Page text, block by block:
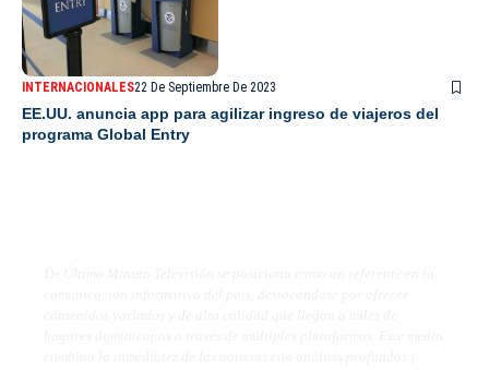
INTERNACIONALES22 De Septiembre De 2023
EE.UU. anuncia app para agilizar ingreso de viajeros del
programa Global Entry